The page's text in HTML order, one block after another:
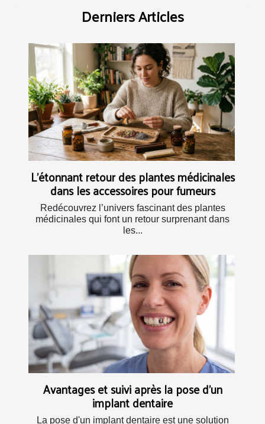
Derniers Articles
L’étonnant retour des plantes médicinales
dans les accessoires pour fumeurs
Redécouvrez l’univers fascinant des plantes
médicinales qui font un retour surprenant dans
les...
Avantages et suivi après la pose d'un
implant dentaire
La pose d'un implant dentaire est une solution